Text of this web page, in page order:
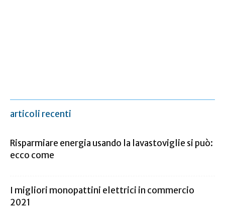
articoli recenti
Risparmiare energia usando la lavastoviglie si può:
ecco come
I migliori monopattini elettrici in commercio
2021